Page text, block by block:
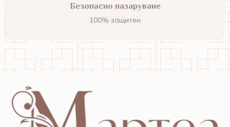
Безопасно пазаруване
100% защитен